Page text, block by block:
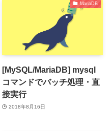
MariaDB
[MySQL/MariaDB] mysql
コマンドでバッチ処理・直
接実行
2018年8月16日